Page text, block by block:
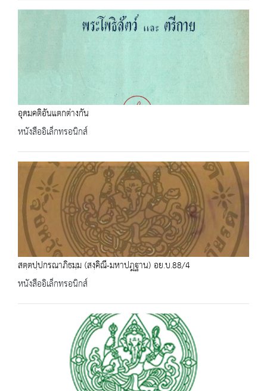
อุดมคติอันแตกต่างกัน
หนังสืออิเล็กทรอนิกส์
สตฺตปฺปกรณาภิธมฺม (สงฺคิณี-มหาปฎฐาน) อย.บ.88/4
หนังสืออิเล็กทรอนิกส์